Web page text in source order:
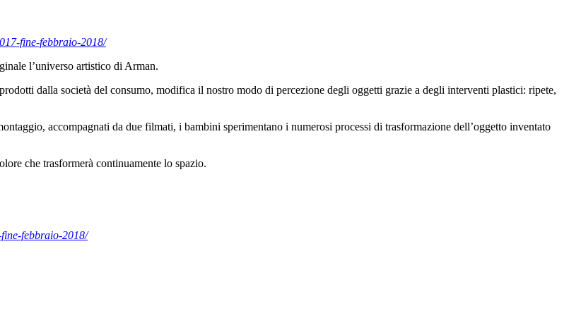
fine-febbraio-2018/
l’universo artistico di Arman.
dalla società del consumo, modifica il nostro modo di percezione degli oggetti grazie a degli interventi plastici: ripete,
accompagnati da due filmati, i bambini sperimentano i numerosi processi di trasformazione dell’oggetto inventato
che trasformerà continuamente lo spazio.
febbraio-2018/